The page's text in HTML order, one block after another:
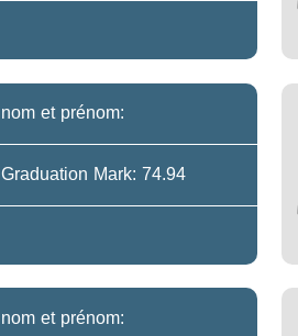
nom et prénom:
Graduation Mark: 74.94
nom et prénom: